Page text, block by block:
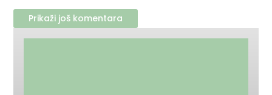
Prikaži još komentara